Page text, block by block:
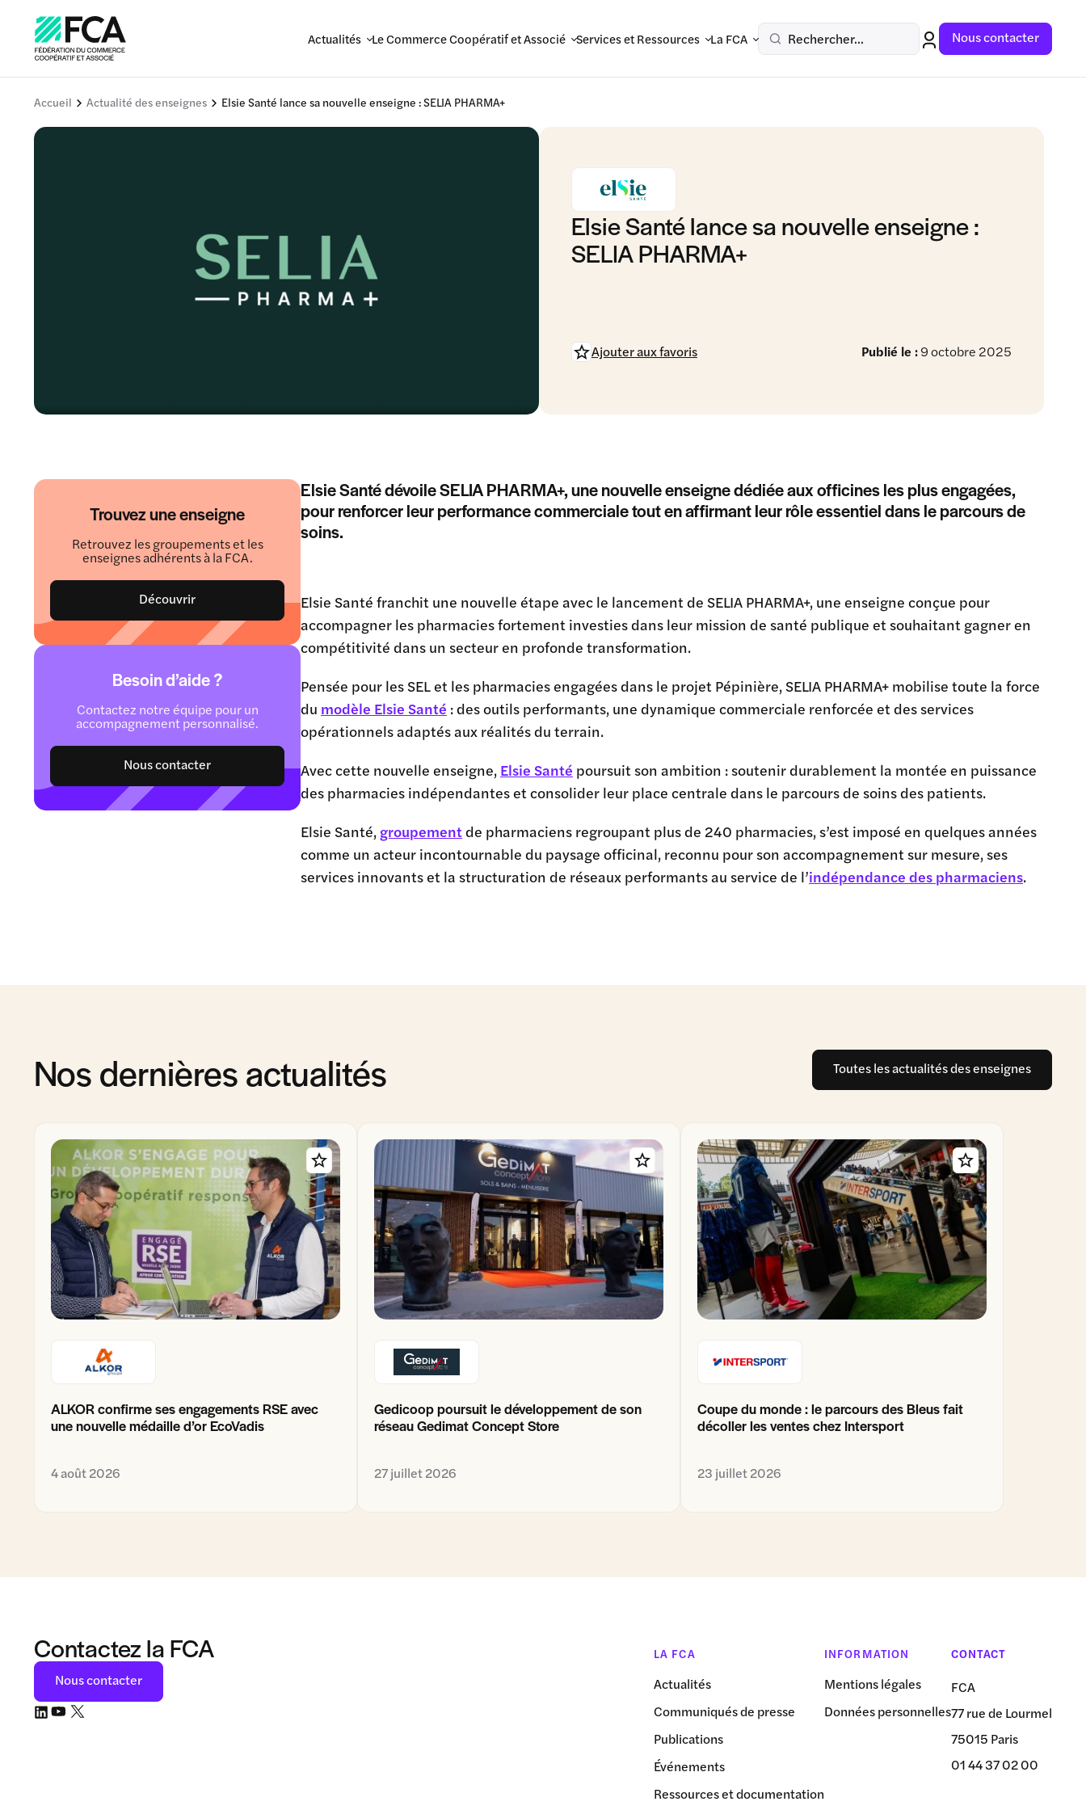
Actualités Le Commerce Coopératif et Associé Services et Ressources La FCA Rechercher... Nous contacter
Accueil Actualité des enseignes Elsie Santé lance sa nouvelle enseigne : SELIA PHARMA+
Elsie Santé lance sa nouvelle enseigne :
SELIA PHARMA+
Publié le :9 octobre 2025
Ajouter aux favoris
Trouvez une enseigne
Retrouvez les groupements et les
enseignes adhérents à la FCA.
Découvrir
Besoin d’aide ?
Contactez notre équipe pour un
accompagnement personnalisé.
Nous contacter
Elsie Santé dévoile SELIA PHARMA+, une nouvelle enseigne dédiée aux officines les plus engagées,
pour renforcer leur performance commerciale tout en affirmant leur rôle essentiel dans le parcours de
soins.
Elsie Santé franchit une nouvelle étape avec le lancement de SELIA PHARMA+, une enseigne conçue pour
accompagner les pharmacies fortement investies dans leur mission de santé publique et souhaitant gagner en
compétitivité dans un secteur en profonde transformation.
Pensée pour les SEL et les pharmacies engagées dans le projet Pépinière, SELIA PHARMA+ mobilise toute la force
du modèle Elsie Santé : des outils performants, une dynamique commerciale renforcée et des services
opérationnels adaptés aux réalités du terrain.
Avec cette nouvelle enseigne, Elsie Santé poursuit son ambition : soutenir durablement la montée en puissance
des pharmacies indépendantes et consolider leur place centrale dans le parcours de soins des patients.
Elsie Santé, groupementde pharmaciens regroupant plus de 240 pharmacies, s’est imposé en quelques années
comme un acteur incontournable du paysage officinal, reconnu pour son accompagnement sur mesure, ses
services innovants et la structuration de réseaux performants au service de l’indépendance des pharmaciens.
Nos dernières actualités Toutes les actualités des enseignes
ALKOR confirme ses engagements RSE avec
une nouvelle médaille d’or EcoVadis
4 août 2026
Gedicoop poursuit le développement de son
réseau Gedimat Concept Store
27 juillet 2026
Coupe du monde : le parcours des Bleus fait
décoller les ventes chez Intersport
23 juillet 2026
Contactez la FCA
Nous contacter
LA FCA
Actualités
Communiqués de presse
Publications
Événements
Ressources et documentation
INFORMATION
Mentions légales
Données personnelles
CONTACT
FCA
77 rue de Lourmel
75015 Paris
01 44 37 02 00